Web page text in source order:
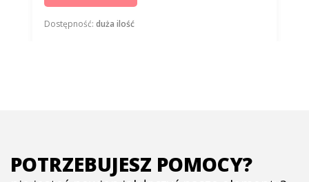
Dostępność: duża ilość
POTRZEBUJESZ POMOCY?